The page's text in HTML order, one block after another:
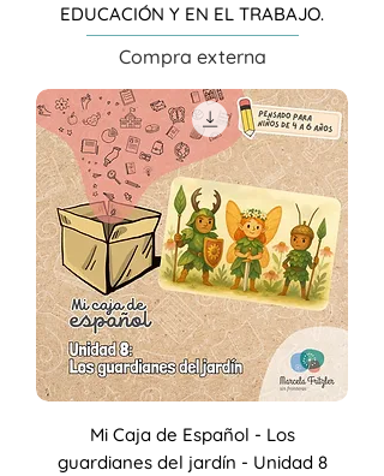
EDUCACIÓN Y EN EL TRABAJO.
Compra externa
Mi Caja de Español - Los
guardianes del jardín - Unidad 8